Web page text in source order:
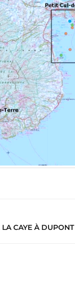
LA CAYE À DUPONT